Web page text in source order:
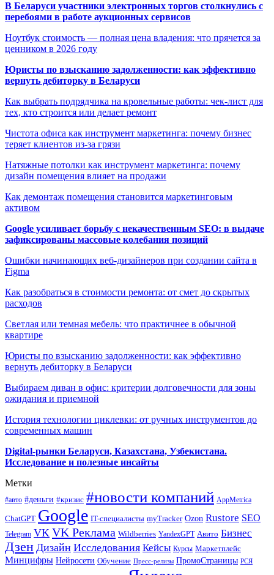
В Беларуси участники электронных торгов столкнулись с
перебоями в работе аукционных сервисов
Ноутбук стоимость — полная цена владения: что прячется за
ценником в 2026 году
Юристы по взысканию задолженности: как эффективно
вернуть дебиторку в Беларуси
Как выбрать подрядчика на кровельные работы: чек-лист для
тех, кто строится или делает ремонт
Чистота офиса как инструмент маркетинга: почему бизнес
теряет клиентов из-за грязи
Натяжные потолки как инструмент маркетинга: почему
дизайн помещения влияет на продажи
Как демонтаж помещения становится маркетинговым
активом
Google усиливает борьбу с некачественным SEO: в выдаче
зафиксированы массовые колебания позиций
Ошибки начинающих веб-дизайнеров при создании сайта в
Figma
Как разобраться в стоимости ремонта: от смет до скрытых
расходов
Светлая или темная мебель: что практичнее в обычной
квартире
Юристы по взысканию задолженности: как эффективно
вернуть дебиторку в Беларуси
Выбираем диван в офис: критерии долговечности для зоны
ожидания и приемной
История технологии циклевки: от ручных инструментов до
современных машин
Digital-рынки Беларуси, Казахстана, Узбекистана.
Исследование и полезные инсайты
Метки
#авто #деньги #кризис #новости компаний AppMetrica
ChatGPT Google IT-специалисты myTracker Ozon Rustore SEO
Telegram VK VK Реклама Wildberries YandexGPT Авито Бизнес
Дзен Дизайн Исследования Кейсы Курсы Маркетплейс
Минцифры Нейросети Обучение Пресс-релизы ПромоСтраницы РСЯ